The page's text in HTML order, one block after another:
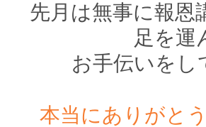
先月は無事に報恩
足を運
お手伝いをし
本当にありがと